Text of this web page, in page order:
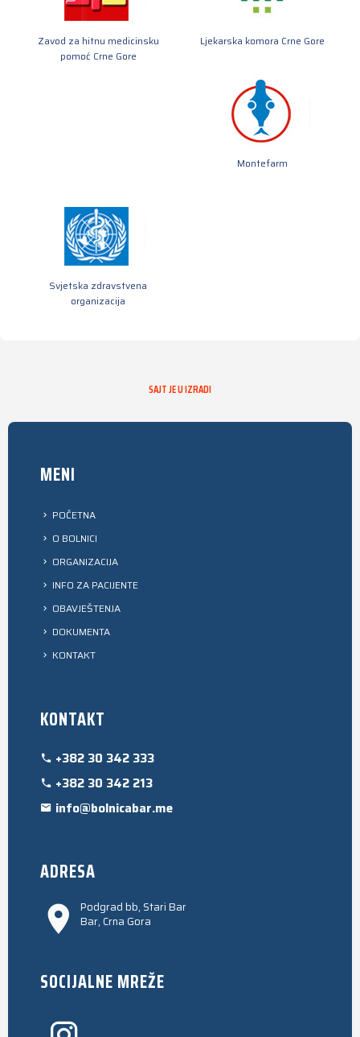
Zavod za hitnu medicinsku
pomoć Crne Gore
Ljekarska komora Crne Gore
Montefarm
Svjetska zdravstvena
organizacija
SAJT JE U IZRADI
MENI
POČETNA
O BOLNICI
ORGANIZACIJA
INFO ZA PACIJENTE
OBAVJEŠTENJA
DOKUMENTA
KONTAKT
KONTAKT
+382 30 342 333
+382 30 342 213
info@bolnicabar.me
ADRESA
Podgrad bb, Stari Bar
Bar, Crna Gora
SOCIJALNE MREŽE